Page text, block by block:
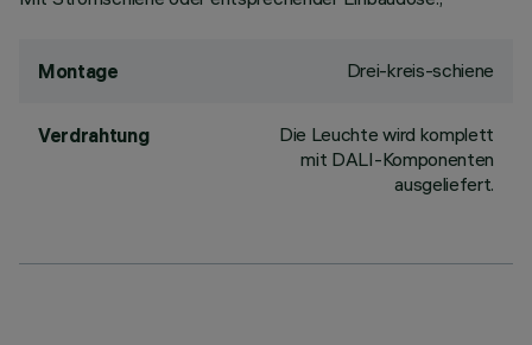
Montage Drei-kreis-schiene
Verdrahtung
Die Leuchte wird komplett
mit DALI-Komponenten
ausgeliefert.